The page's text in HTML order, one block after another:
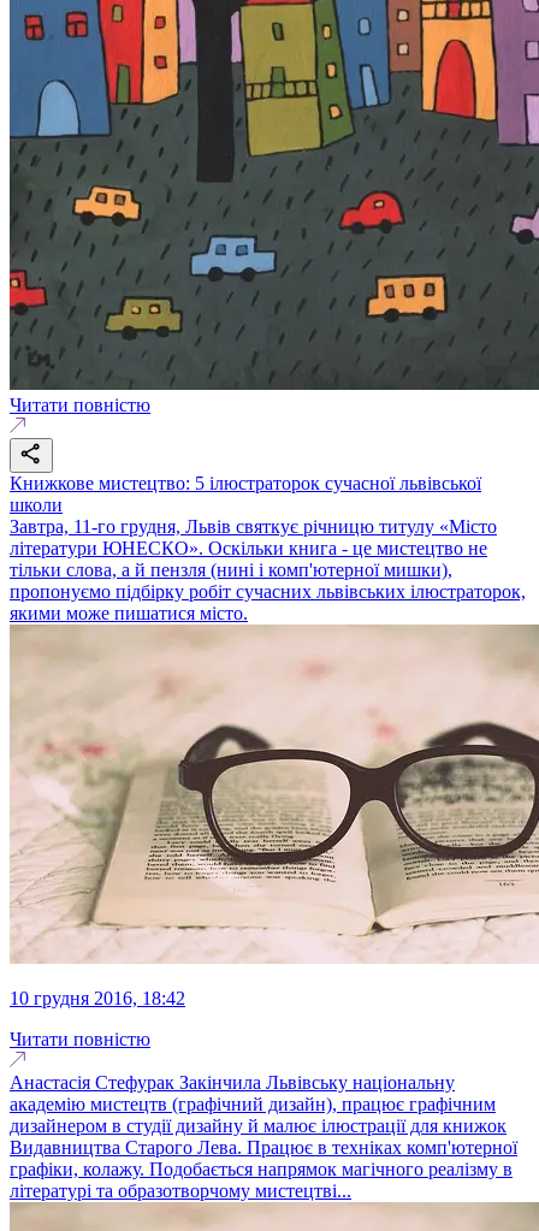
Читати повністю
Книжкове мистецтво: 5 ілюстраторок сучасної львівської
школи
Завтра, 11-го грудня, Львів святкує річницю титулу «Місто
літератури ЮНЕСКО». Оскільки книга - це мистецтво не
тільки слова, а й пензля (нині і комп'ютерної мишки),
пропонуємо підбірку робіт сучасних львівських ілюстраторок,
якими може пишатися місто.
10 грудня 2016, 18:42
Читати повністю
Анастасія Стефурак Закінчила Львівську національну
академію мистецтв (графічний дизайн), працює графічним
дизайнером в студії дизайну й малює ілюстрації для книжок
Видавництва Старого Лева. Працює в техніках комп'ютерної
графіки, колажу. Подобається напрямок магічного реалізму в
літературі та образотворчому мистецтві...